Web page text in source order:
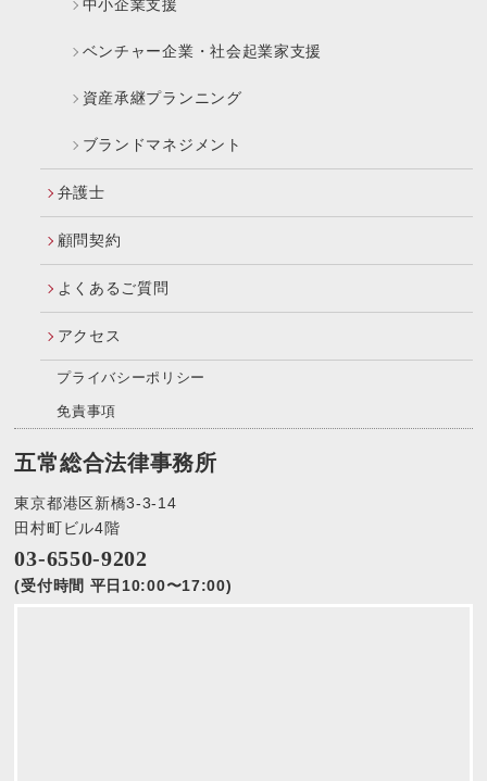
中小企業支援
ベンチャー企業・社会起業家支援
資産承継プランニング
ブランドマネジメント
弁護士
顧問契約
よくあるご質問
アクセス
プライバシーポリシー
免責事項
五常総合法律事務所
東京都港区新橋3-3-14
田村町ビル4階
03-6550-9202
(受付時間 平日10:00〜17:00)